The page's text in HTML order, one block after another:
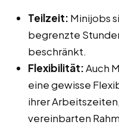
Teilzeit: Minijobs
begrenzte
beschränkt.
Flexibilität:Auch
eine gewisse
ihrer
vereinbarten